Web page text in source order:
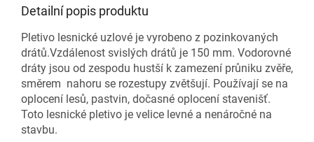
Detailní popis produktu
Pletivo lesnické uzlové je vyrobeno z pozinkovaných
drátů.Vzdálenost svislých drátů je 150 mm. Vodorovné
dráty jsou od zespodu hustší k zamezení průniku zvěře,
směrem nahoru se rozestupy zvětšují. Používají se na
oplocení lesů, pastvin, dočasné oplocení stavenišť.
Toto lesnické pletivo je velice levné a nenáročné na
stavbu.